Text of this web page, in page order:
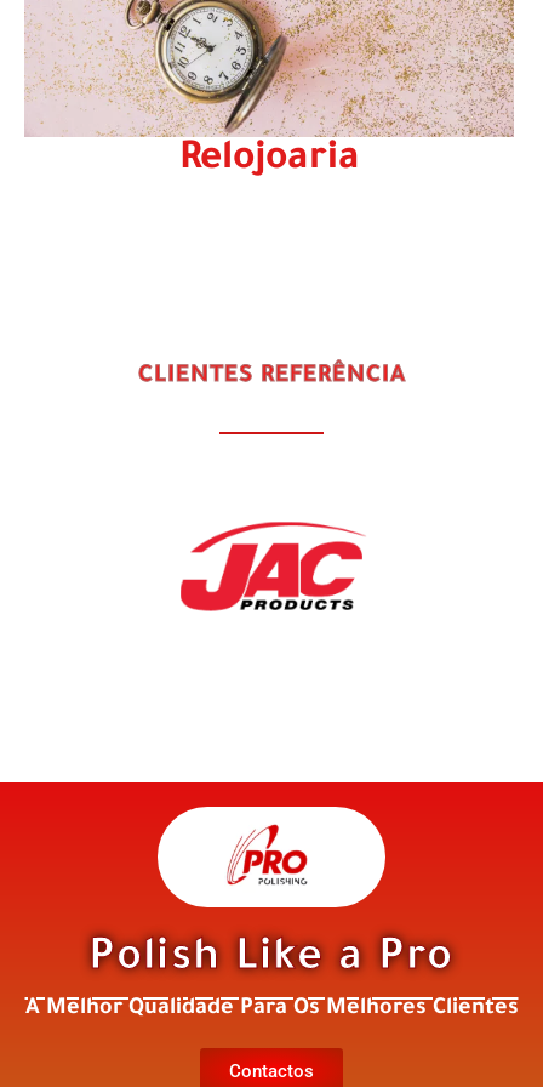
Relojoaria
Cutelaria
CLIENTES REFERÊNCIA
Polish Like a Pro
A Melhor Qualidade Para Os Melhores Clientes
Contactos